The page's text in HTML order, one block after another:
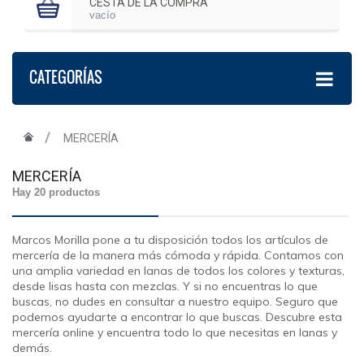
vacío
CATEGORÍAS
MERCERÍA
MERCERÍA
Hay 20 productos
Marcos Morilla pone a tu disposición todos los artículos de
mercería de la manera más cómoda y rápida. Contamos con
una amplia variedad en lanas de todos los colores y texturas,
desde lisas hasta con mezclas. Y si no encuentras lo que
buscas, no dudes en consultar a nuestro equipo. Seguro que
podemos ayudarte a encontrar lo que buscas. Descubre esta
mercería online y encuentra todo lo que necesitas en lanas y
demás.